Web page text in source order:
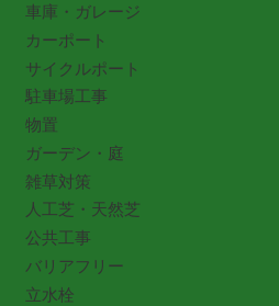
車庫・ガレージ
カーポート
サイクルポート
駐車場工事
物置
ガーデン・庭
雑草対策
人工芝・天然芝
公共工事
バリアフリー
立水栓